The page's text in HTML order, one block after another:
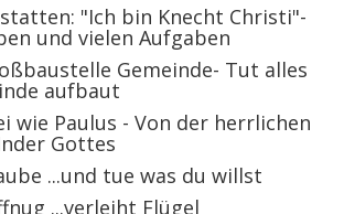
"Ich bin Knecht Christi"-
und vielen Aufgaben
Gemeinde- Tut alles
aufbaut
wie Paulus - Von der herrlichen
Gottes
...und tue was du willst
...verleiht Flügel